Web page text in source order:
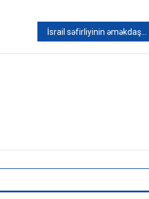
İsrail səfirliyinin əməkdaşları Novruz şirniyyatları hazırlayıblar – FOTO